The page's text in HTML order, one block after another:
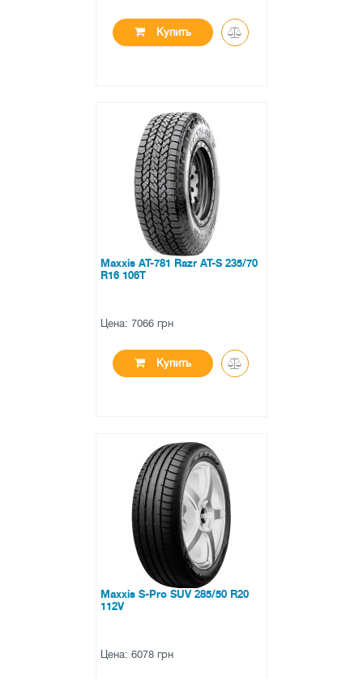
Купить
в наличии
0 отзывов
Maxxis AT-781 Razr AT-S 235/70
R16 106T
Цена: 7066 грн
Купить
нет в наличии
0 отзывов
Maxxis S-Pro SUV 285/50 R20
112V
Цена: 6078 грн